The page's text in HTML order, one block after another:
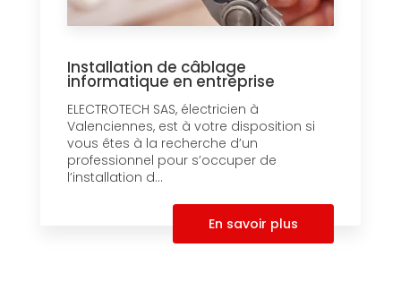
Installation de câblage
informatique en entreprise
ELECTROTECH SAS, électricien à
Valenciennes, est à votre disposition si
vous êtes à la recherche d’un
professionnel pour s’occuper de
l’installation d...
En savoir plus